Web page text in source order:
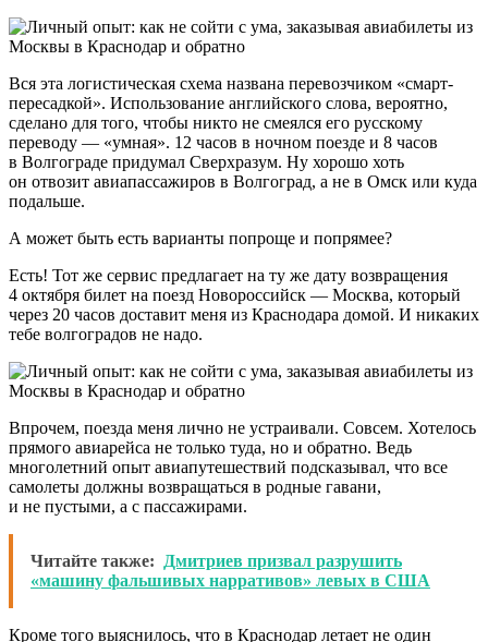
Вся эта логистическая схема названа перевозчиком «смарт-
пересадкой». Использование английского слова, вероятно,
сделано для того, чтобы никто не смеялся его русскому
переводу — «умная». 12 часов в ночном поезде и 8 часов
в Волгограде придумал Сверхразум. Ну хорошо хоть
он отвозит авиапассажиров в Волгоград, а не в Омск или куда
подальше.
А может быть есть варианты попроще и попрямее?
Есть! Тот же сервис предлагает на ту же дату возвращения
4 октября билет на поезд Новороссийск — Москва, который
через 20 часов доставит меня из Краснодара домой. И никаких
тебе волгоградов не надо.
Впрочем, поезда меня лично не устраивали. Совсем. Хотелось
прямого авиарейса не только туда, но и обратно. Ведь
многолетний опыт авиапутешествий подсказывал, что все
самолеты должны возвращаться в родные гавани,
и не пустыми, а с пассажирами.
Читайте также:
Дмитриев призвал разрушить
«машину фальшивых нарративов» левых в США
Кроме того выяснилось, что в Краснодар летает не один